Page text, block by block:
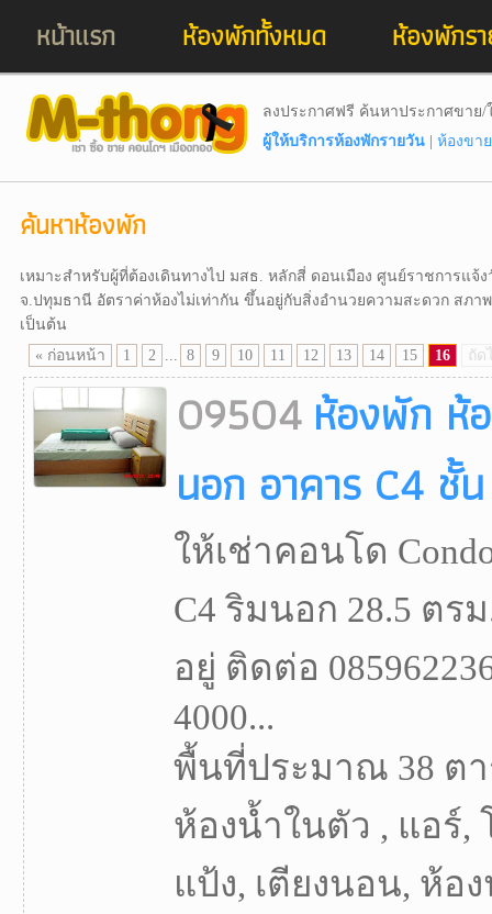
หน้าแรก ห้องพักทั้งหมด ห้องพักร
ลงประกาศฟรี ค้นหาประกาศขาย/
ผู้ให้บริการห้องพักรายวัน
ห้องขาย
ค้นหาห้องพัก
เหมาะสำหรับผู้ที่ต้องเดินทางไป มสธ. หลักสี่ ดอนเมือง ศูนย์ราชการแจ้
จ.ปทุมธานี อัตราค่าห้องไม่เท่ากัน ขึ้นอยู่กับสิ่งอำนวยความสะดวก สภา
เป็นต้น
« ก่อนหน้า
1 2 ... 8 9 10 11 12 13 14 15 16 ถัด
09504 ห้องพัก ห้
นอก อาคาร C4 ชั้
ให้เช่าคอนโด
C4 ริมนอก 28.5 ตร
อยู่ ติดต่อ
4000...
พื้นที่ประมาณ 38 ตา
ห้องน้ำในตัว , แอร์,
แป้ง, เตียงนอน, ห้อ